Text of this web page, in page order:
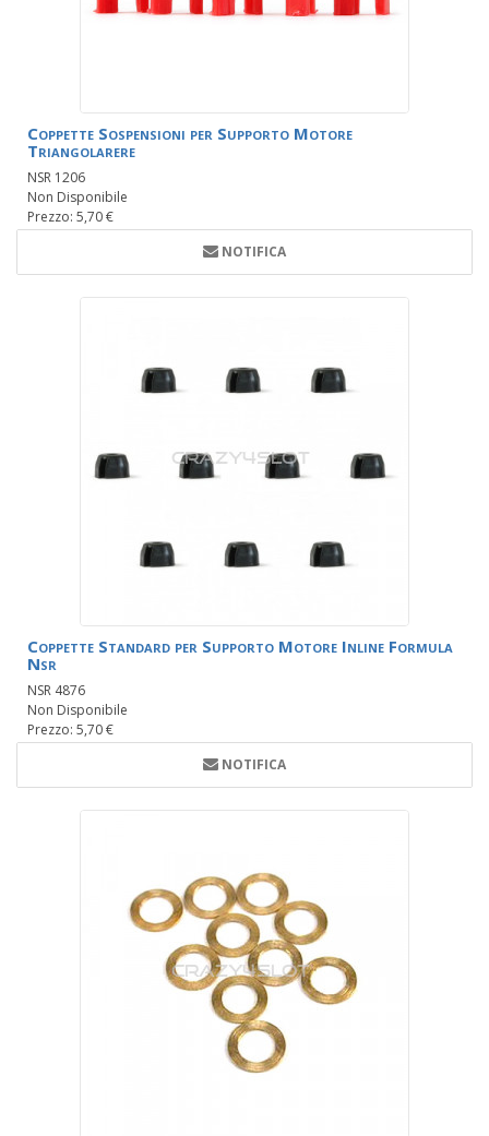
Coppette Sospensioni per Supporto Motore
Triangolarere
NSR 1206
Non Disponibile
Prezzo: 5,70 €
NOTIFICA
Coppette Standard per Supporto Motore Inline Formula
Nsr
NSR 4876
Non Disponibile
Prezzo: 5,70 €
NOTIFICA